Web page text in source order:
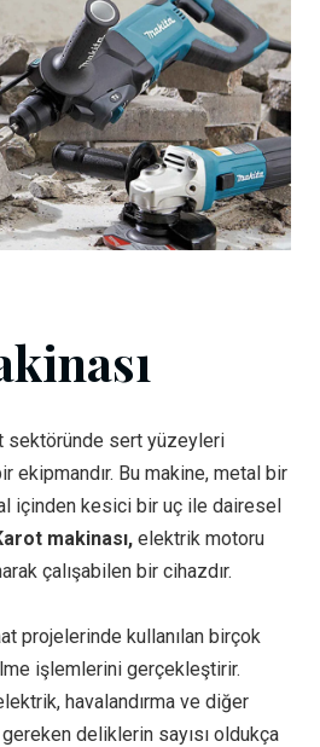
sektöründe sert yüzeyleri
ekipmandır. Bu makine, metal bir
içinden kesici bir uç ile dairesel
makinası, elektrik motoru
çalışabilen bir cihazdır.
projelerinde kullanılan birçok
işlemlerini gerçekleştirir.
havalandırma ve diğer
deliklerin sayısı oldukça